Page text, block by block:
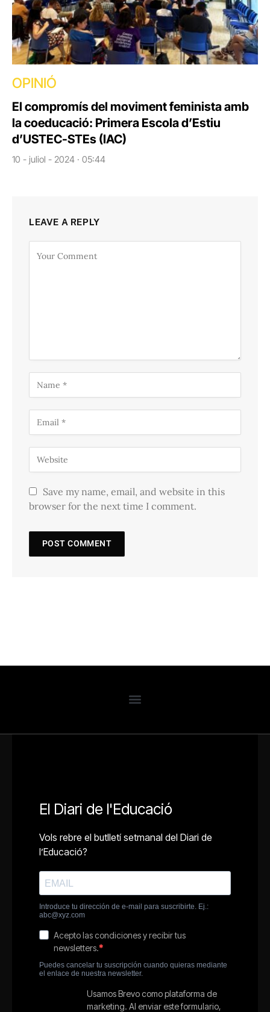
OPINIÓ
El compromís del moviment feminista amb
la coeducació: Primera Escola d’Estiu
d’USTEC-STEs (IAC)
10 - juliol - 2024 · 05:44
LEAVE A REPLY
Save my name, email, and website in this
browser for the next time I comment.